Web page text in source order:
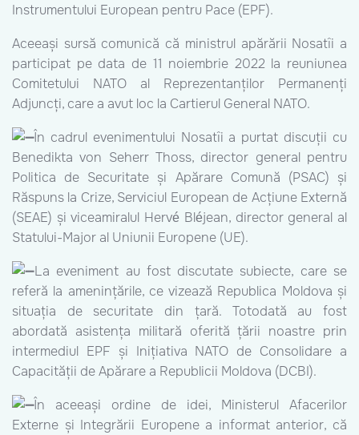
Instrumentului European pentru Pace (EPF).
Aceeași sursă comunică că ministrul apărării Nosatîi a
participat pe data de 11 noiembrie 2022 la reuniunea
Comitetului NATO al Reprezentanților Permanenți
Adjuncți, care a avut loc la Cartierul General NATO.
În cadrul evenimentului Nosatîi a purtat discuții cu
Benedikta von Seherr Thoss, director general pentru
Politica de Securitate și Apărare Comună (PSAC) și
Răspuns la Crize, Serviciul European de Acțiune Externă
(SEAE) și viceamiralul Hervé Bléjean, director general al
Statului-Major al Uniunii Europene (UE).
La eveniment au fost discutate subiecte, care se
referă la amenințările, ce vizează Republica Moldova și
situația de securitate din țară. Totodată au fost
abordată asistența militară oferită țării noastre prin
intermediul EPF și Inițiativa NATO de Consolidare a
Capacității de Apărare a Republicii Moldova (DCBI).
În aceeași ordine de idei, Ministerul Afacerilor
Externe și Integrării Europene a informat anterior, că